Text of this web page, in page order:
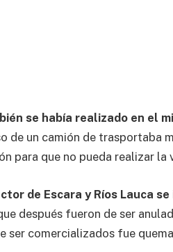
se había realizado en el
de un camión de trasportaba
para que no pueda realizar la
de Escara y Ríos Lauca
después fueron de ser
ser comercializados fue